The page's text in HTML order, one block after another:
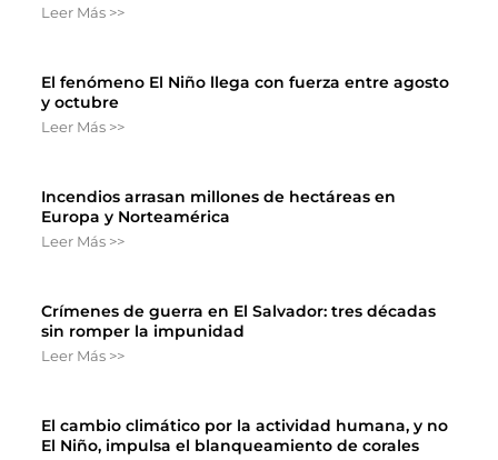
Leer Más >>
El fenómeno El Niño llega con fuerza entre agosto
y octubre
Leer Más >>
Incendios arrasan millones de hectáreas en
Europa y Norteamérica
Leer Más >>
Crímenes de guerra en El Salvador: tres décadas
sin romper la impunidad
Leer Más >>
El cambio climático por la actividad humana, y no
El Niño, impulsa el blanqueamiento de corales